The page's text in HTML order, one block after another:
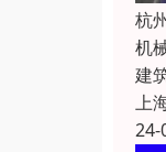
杭
机
建
上
24-